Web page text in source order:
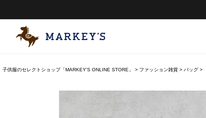
子供服のセレクトショップ「MARKEY'S ONLINE STORE」 ファッション雑貨 バッグ